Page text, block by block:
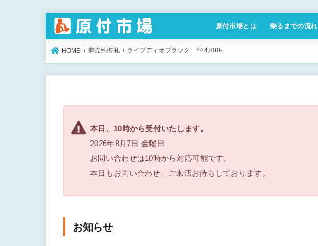
原付市場とは
特定商取引法に基づく表記
乗るまでの流れ
HOME 御売約御礼 ライブディオブラック ¥44,800-
本日、10時から受付いたします。
2026年8月7日 金曜日
お問い合わせは10時から対応可能です。
本日もお問い合わせ、ご来店お待ちしております。
お知らせ